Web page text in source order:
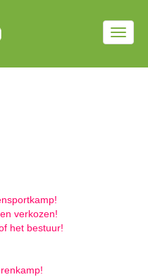
verkozen!
het bestuur!